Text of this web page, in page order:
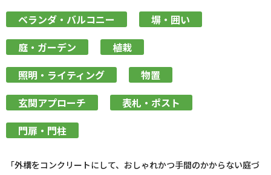
ベランダ・バルコニー
塀・囲い
庭・ガーデン
植栽
照明・ライティング
物置
玄関アプローチ
表札・ポスト
門扉・門柱
「外構をコンクリートにして、おしゃれかつ手間のかからない庭づ